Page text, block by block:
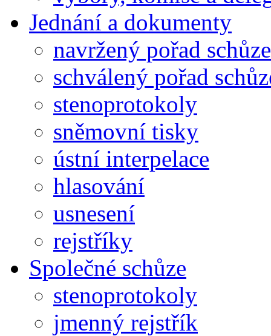
Jednání a dokumenty
navržený pořad schůze
schválený pořad
stenoprotokoly
sněmovní tisky
ústní interpelace
hlasování
usnesení
rejstříky
Společné schůze
stenoprotokoly
jmenný rejstřík